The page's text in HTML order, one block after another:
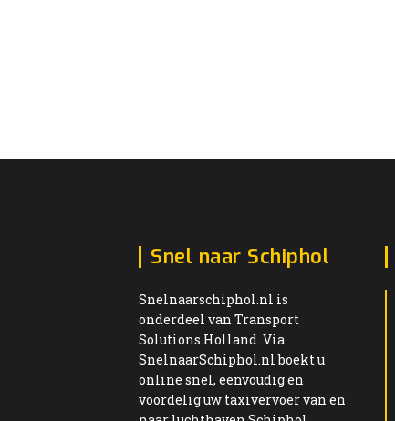
Snel naar Schiphol
Snelnaarschiphol.nl is
onderdeel van Transport
Solutions Holland. Via
SnelnaarSchiphol.nl boekt u
online snel, eenvoudig en
voordelig uw taxivervoer van en